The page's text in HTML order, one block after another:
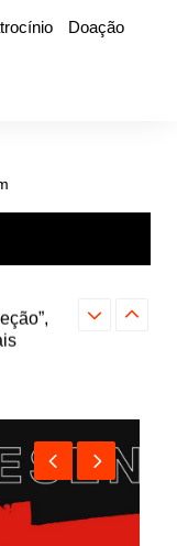
Doação
Farofa